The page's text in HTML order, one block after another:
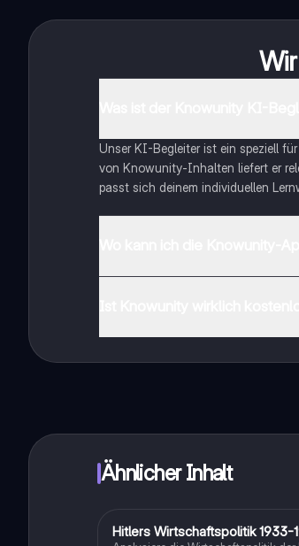
Unser KI-Begleiter ist ein speziell
von Knowunity-Inhalten liefert er
passt sich deinem individuellen
auf deinem Handy.
Ähnlicher Inhalt
Geschichte
Hitlers Wirtschaftspolitik 1933-